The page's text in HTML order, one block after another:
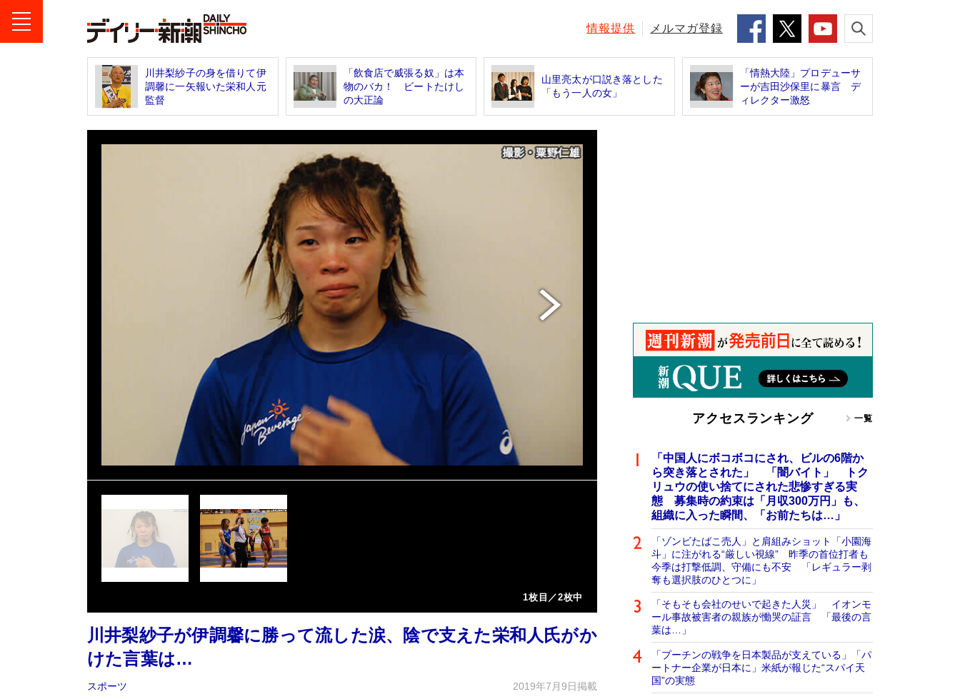
情報提供 メルマガ登録
川井梨紗子の身を借りて伊
調馨に一矢報いた栄和人元
監督
「飲食店で威張る奴」は本
物のバカ！ ビートたけし
の大正論
山里亮太が口説き落とした
「もう一人の女」
「情熱大陸」プロデューサ
ーが吉田沙保里に暴言 デ
ィレクター激怒
1枚目／2枚中
川井梨紗子が伊調馨に勝って流した涙、陰で支えた栄和人氏がか
けた言葉は…
スポーツ 2019年7月9日掲載
アクセスランキング 一覧
「中国人にボコボコにされ、ビルの6階か
ら突き落とされた」 「闇バイト」 トク
リュウの使い捨てにされた悲惨すぎる実
態 募集時の約束は「月収300万円」も、
組織に入った瞬間、「お前たちは…」
「ゾンビたばこ売人」と肩組みショット「小園海
斗」に注がれる“厳しい視線” 昨季の首位打者も
今季は打撃低調、守備にも不安 「レギュラー剥
奪も選択肢のひとつに」
「そもそも会社のせいで起きた人災」 イオンモ
ール事故被害者の親族が慟哭の証言 「最後の言
葉は…」
「プーチンの戦争を日本製品が支えている」「パ
ートナー企業が日本に」米紙が報じた“スパイ天
国”の実態